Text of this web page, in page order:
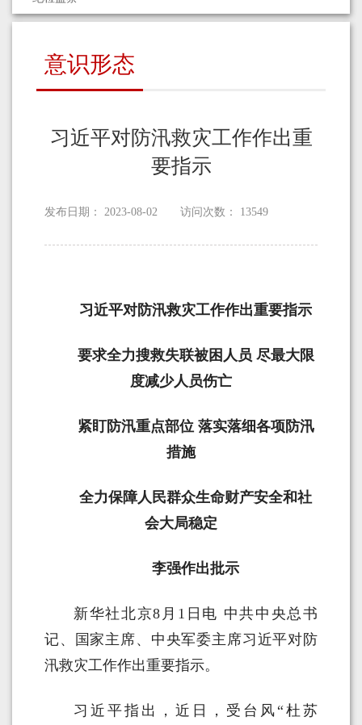
意识形态
习近平对防汛救灾工作作出重
要指示
发布日期： 2023-08-02 访问次数： 13549
习近平对防汛救灾工作作出重要指示
要求全力搜救失联被困人员 尽最大限
度减少人员伤亡
紧盯防汛重点部位 落实落细各项防汛
措施
全力保障人民群众生命财产安全和社
会大局稳定
李强作出批示
新华社北京8月1日电 中共中央总书
记、国家主席、中央军委主席习近平对防
汛救灾工作作出重要指示。
习近平指出，近日，受台风“杜苏